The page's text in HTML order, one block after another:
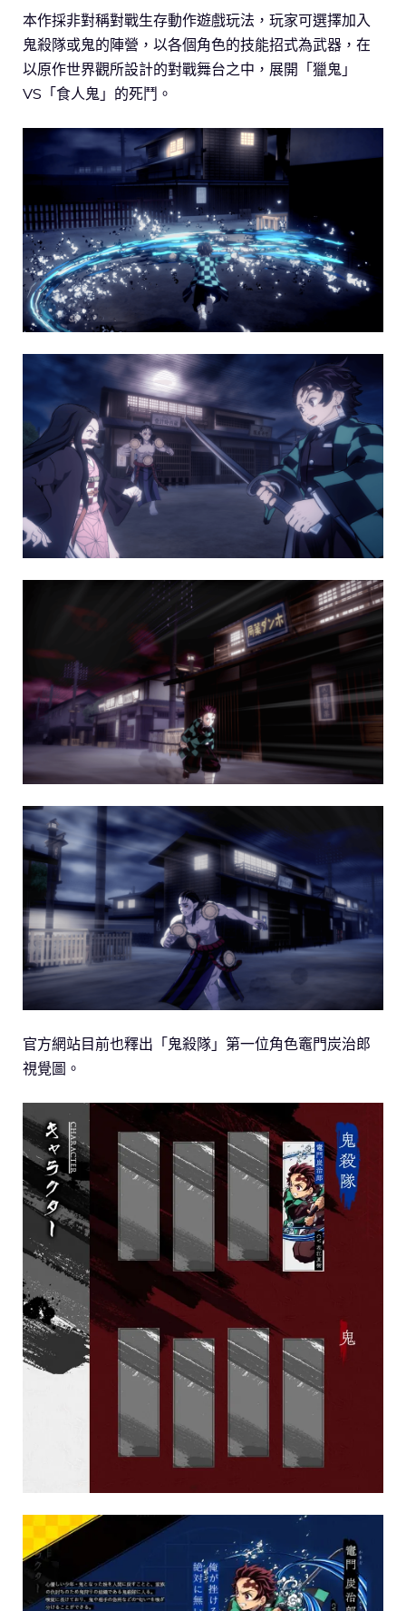
本作採非對稱對戰生存動作遊戲玩法，玩家可選擇加入
鬼殺隊或鬼的陣營，以各個角色的技能招式為武器，在
以原作世界觀所設計的對戰舞台之中，展開「獵鬼」
VS「食人鬼」的死鬥。
官方網站目前也釋出「鬼殺隊」第一位角色竈門炭治郎
視覺圖。